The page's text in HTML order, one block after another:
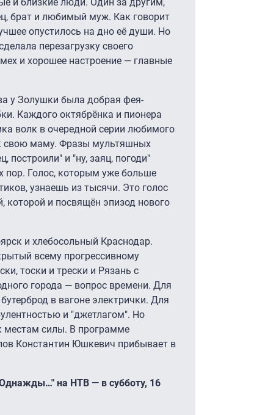
брат и любимый муж. Как говорит
опустилось на дно её души. Но
перезагрузку своего
и хорошее настроение — главные
у Золушки была добрая фея-
Каждого октябрёнка и пионера
волк в очередной серии любимого
свою маму. Фразы мультяшных
построили" и "ну, заяц, погоди"
пор. Голос, которым уже больше
узнаешь из тысячи. Это голос
которой и посвящён эпизод нового
и хлебосольный Краснодар.
всему прогрессивному
тоски и трески и Рязань с
города — вопрос времени. Для
в вагоне электрички. Для
и "джетлагом". Но
местам силы. В программе
Константин Юшкевич прибывает в
на НТВ — в субботу, 16